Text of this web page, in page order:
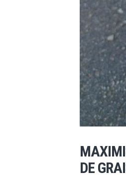
DE